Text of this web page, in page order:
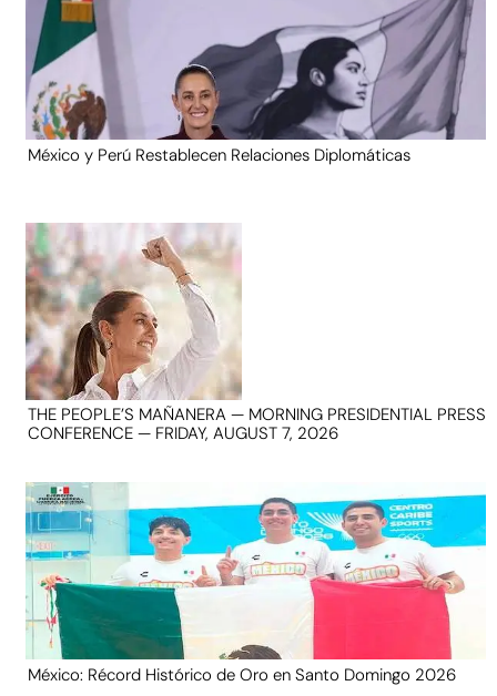
México y Perú Restablecen Relaciones Diplomáticas
THE PEOPLE’S MAÑANERA — MORNING PRESIDENTIAL PRESS
CONFERENCE — FRIDAY, AUGUST 7, 2026
México: Récord Histórico de Oro en Santo Domingo 2026